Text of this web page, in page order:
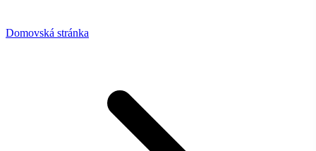
Domovská stránka